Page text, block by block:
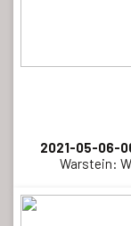
2021-05-06-
Warstein: